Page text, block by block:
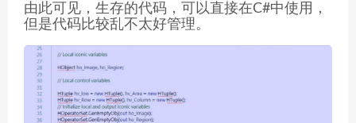
由此可见，生存的代码，可以直接在C#中使用，
但是代码比较乱不太好管理。